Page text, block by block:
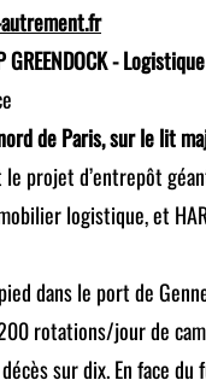
-
de Paris, sur le lit
le projet d’entrepôt
logistique, et
dans le port de
rotations/jour de
décès sur dix. En face